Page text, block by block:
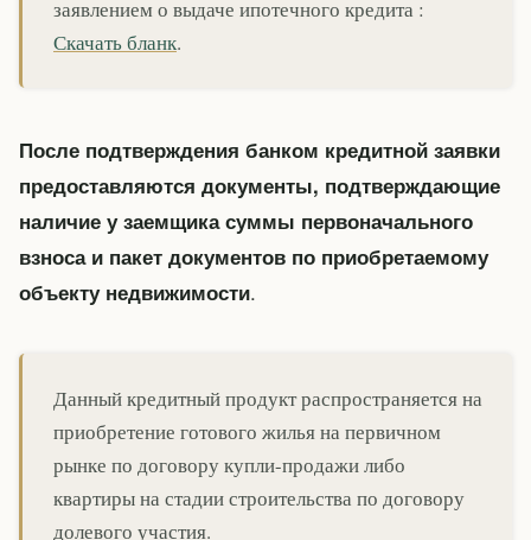
заявлением о выдаче ипотечного кредита :
Скачать бланк.
После подтверждения банком кредитной заявки
предоставляются документы, подтверждающие
наличие у заемщика суммы первоначального
взноса и пакет документов по приобретаемому
объекту недвижимости.
Данный кредитный продукт распространяется на
приобретение готового жилья на первичном
рынке по договору купли-продажи либо
квартиры на стадии строительства по договору
долевого участия.